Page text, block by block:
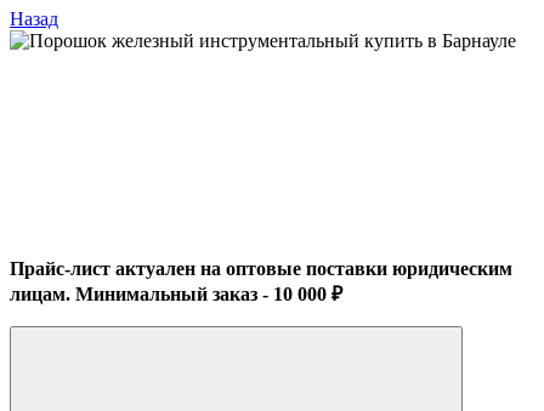
Назад
Прайс-лист актуален на оптовые поставки юридическим
лицам. Минимальный заказ - 10 000 ₽